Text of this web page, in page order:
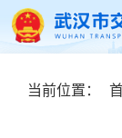
当前位置：